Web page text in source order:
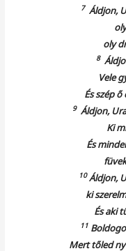
7Áldjon,
oly
8
Vele
És szép ő
9Áldjon,
Ki
És
10Áldjon,
ki
És aki
11
Mert tőled